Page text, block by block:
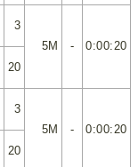
3
5M
-
0:00:20
20
3
5M
-
0:00:20
20